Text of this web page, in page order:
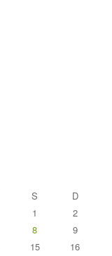
S
D
1
2
8
9
15
16